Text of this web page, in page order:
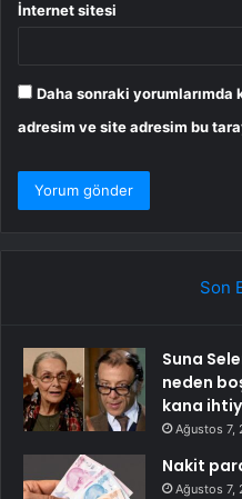
İnternet sitesi
Daha sonraki yorumlarımda
adresim ve site adresim bu
Son
Suna
neden
kana
Ağustos 7,
Nakit
Ağustos 7,